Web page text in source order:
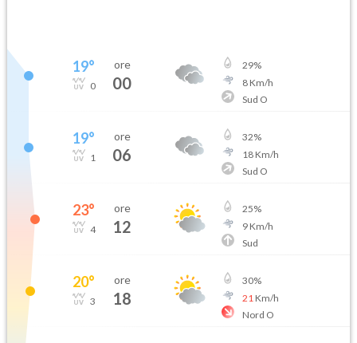
19°
0
ore
00
29%
8Km/h
Sud O
19°
1
ore
06
32%
18Km/h
Sud O
23°
4
ore
12
25%
9Km/h
Sud
20°
3
ore
18
30%
21 Km/h
Nord O